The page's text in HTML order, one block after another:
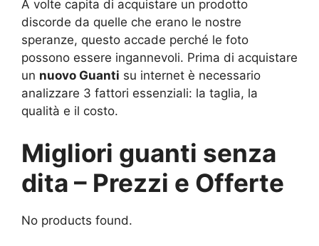
A volte capita di acquistare un prodotto
discorde da quelle che erano le nostre
speranze, questo accade perché le foto
possono essere ingannevoli. Prima di acquistare
un nuovo Guanti su internet è necessario
analizzare 3 fattori essenziali: la taglia, la
qualità e il costo.
Migliori guanti senza
dita – Prezzi e Offerte
No products found.